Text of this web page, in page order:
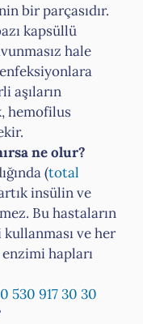
bir parçasıdır.
kapsüllü
hale
aşıların
hemofilus
ne olur?
(total
insülin ve
Bu hastaların
ve her
hapları
530 917 30 30